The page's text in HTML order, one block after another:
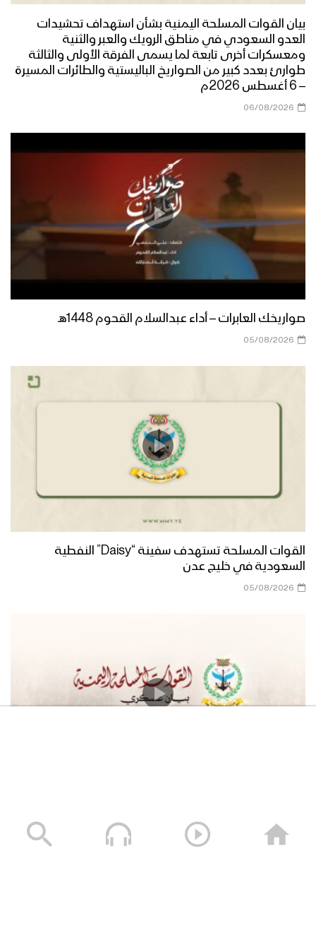
بيان القوات المسلحة اليمنية بشأن استهداف تحشيدات
العدو السعودي في مناطق الرويك والعبر والثنية
ومعسكرات أخرى تابعة لما يسمى الفرقة الأولى والثالثة
طوارئ بعدد كبير من الصواريخ الباليستية والطائرات المسيرة
– 6 أغسطس 2026م
06/08/2026
صواريخك العابرات – أداء عبدالسلام القحوم 1448هـ
05/08/2026
القوات المسلحة تستهدف سفينة “Daisy” النفطية
السعودية في خليج عدن
05/08/2026
العودة